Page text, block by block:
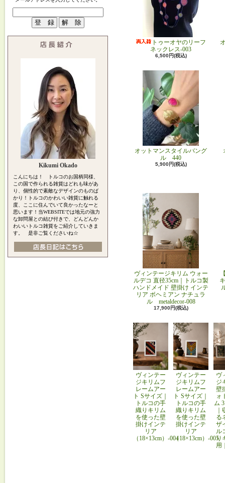
Kikumi Okado
こんにちは！ トルコのお国柄同様、
この国で作られる雑貨はどれも味があ
り、個性的で素敵なデザインのものば
かり！トルコのかわいい雑貨に触れる
度、ここに住んでいて良かったなーと
思います！当WEBSITEでは地元の強力
な卸問屋との結び付きで、どんどんか
わいいトルコ雑貨をご紹介していきま
す。 是非ご覧くださいね☆
トゥーオヤのリーフ
ネックレス-003
6,500円(税込)
オットマンスタイルバング
ル 440
5,900円(税込)
ヴィンテージキリム ウォー
ルデコ 直径35cm｜トルコ製
ハンドメイド 壁掛け インテ
リア ボヘミアン ナチュラ
ル metaldecor-008
17,900円(税込)
ヴィンテー
ジキリムフ
レームアー
ト Sサイズ｜
トルコの手
織りキリム
を使った壁
掛けインテ
リア
（18×13cm）-004
ヴィンテー
ジキリムフ
レームアー
ト Sサイズ｜
トルコの手
織りキリム
を使った壁
掛けインテ
リア
（18×13cm）-005
ヴ
ジ
壁
ォ
ム
る
ザ
ル
り
用